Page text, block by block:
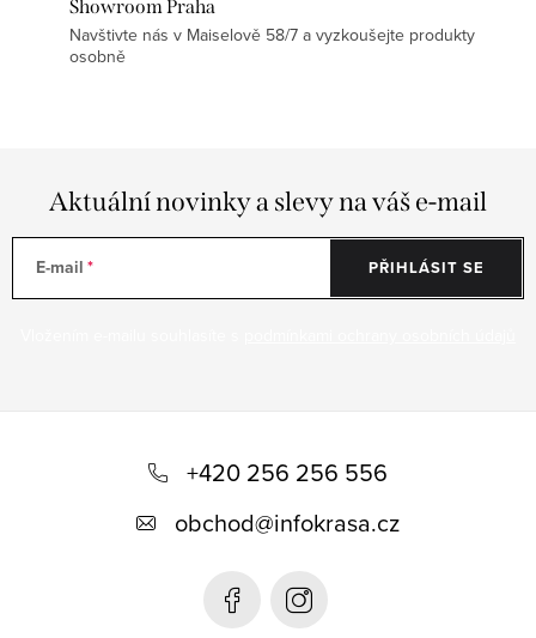
Showroom Praha
Navštivte nás v Maiselově 58/7 a vyzkoušejte produkty
osobně
Aktuální novinky a slevy na váš e-mail
E-mail PŘIHLÁSIT SE
+420 256 256 556
obchod@infokrasa.cz